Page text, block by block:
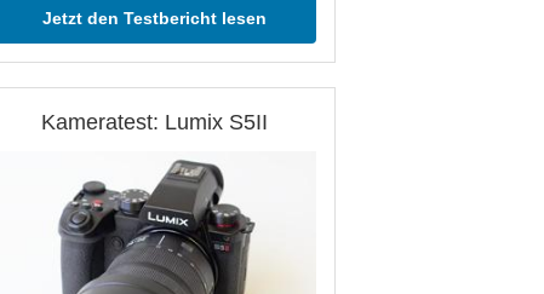
Jetzt den Testbericht lesen
Kameratest: Lumix S5II